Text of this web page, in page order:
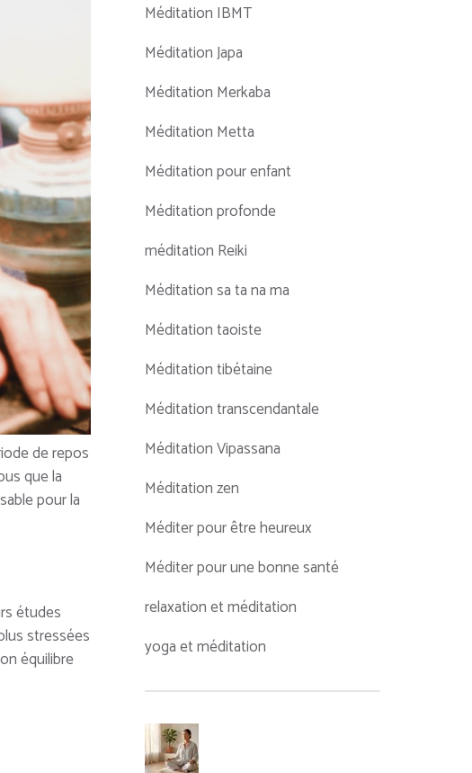
de repos
que la
pour la
études
stressées
équilibre
Méditation IBMT
Méditation Japa
Méditation Merkaba
Méditation Metta
Méditation pour enfant
Méditation profonde
méditation Reiki
Méditation sa ta na ma
Méditation taoiste
Méditation tibétaine
Méditation transcendantale
Méditation Vipassana
Méditation zen
Méditer pour être heureux
Méditer pour une bonne santé
relaxation et méditation
yoga et méditation